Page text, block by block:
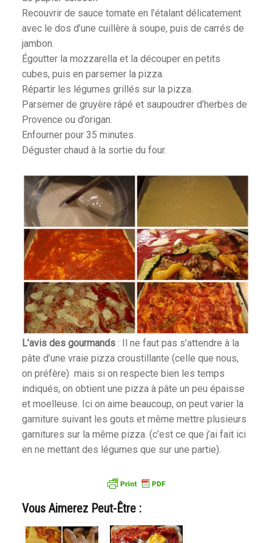
Recouvrir de sauce tomate en l’étalant délicatement
avec le dos d’une cuillère à soupe, puis de carrés de
jambon.
Égoutter la mozzarella et la découper en petits
cubes, puis en parsemer la pizza.
Répartir les légumes grillés sur la pizza.
Parsemer de gruyère râpé et saupoudrer d’herbes de
Provence ou d’origan.
Enfourner pour 35 minutes.
Déguster chaud à la sortie du four.
L’avis des gourmands: Il ne faut pas s’attendre à la
pâte d’une vraie pizza croustillante (celle que nous,
on préfère) mais si on respecte bien les temps
indiqués, on obtient une pizza à pâte un peu épaisse
et moelleuse. Ici on aime beaucoup, on peut varier la
garniture suivant les gouts et même mettre plusieurs
garnitures sur la même pizza. (c’est ce que j’ai fait ici
en ne mettant des légumes que sur une partie).
Vous Aimerez Peut-Être :